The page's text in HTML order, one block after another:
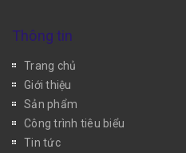
Thông tin
Trang chủ
Giới thiệu
Sản phẩm
Công trình tiêu biểu
Tin tức